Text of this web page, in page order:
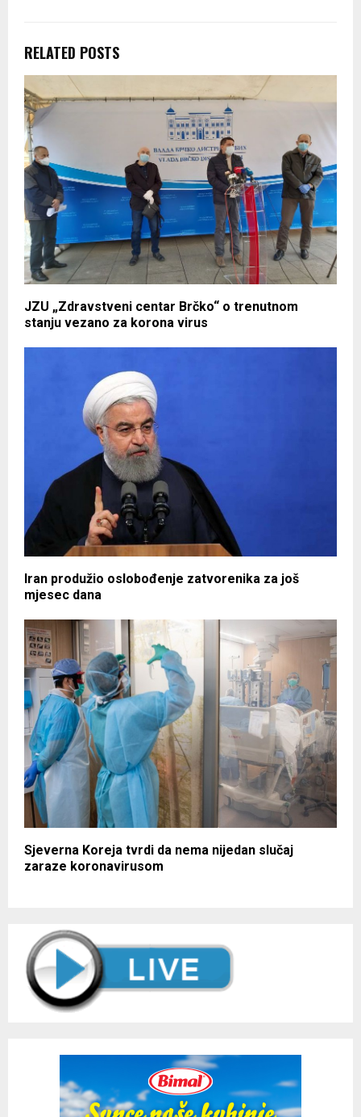
RELATED POSTS
JZU „Zdravstveni centar Brčko“ o trenutnom
stanju vezano za korona virus
Iran produžio oslobođenje zatvorenika za još
mjesec dana
Sjeverna Koreja tvrdi da nema nijedan slučaj
zaraze koronavirusom